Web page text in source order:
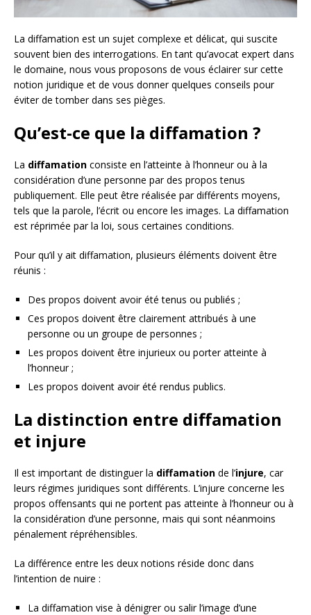
La diffamation est un sujet complexe et délicat, qui suscite
souvent bien des interrogations. En tant qu’avocat expert dans
le domaine, nous vous proposons de vous éclairer sur cette
notion juridique et de vous donner quelques conseils pour
éviter de tomber dans ses pièges.
Qu’est-ce que la diffamation ?
La diffamation consiste en l’atteinte à l’honneur ou à la
considération d’une personne par des propos tenus
publiquement. Elle peut être réalisée par différents moyens,
tels que la parole, l’écrit ou encore les images. La diffamation
est réprimée par la loi, sous certaines conditions.
Pour qu’il y ait diffamation, plusieurs éléments doivent être
réunis :
Des propos doivent avoir été tenus ou publiés ;
Ces propos doivent être clairement attribués à une
personne ou un groupe de personnes ;
Les propos doivent être injurieux ou porter atteinte à
l’honneur ;
Les propos doivent avoir été rendus publics.
La distinction entre diffamation
et injure
Il est important de distinguer la diffamation de l’injure, car
leurs régimes juridiques sont différents. L’injure concerne les
propos offensants qui ne portent pas atteinte à l’honneur ou à
la considération d’une personne, mais qui sont néanmoins
pénalement répréhensibles.
La différence entre les deux notions réside donc dans
l’intention de nuire :
La diffamation vise à dénigrer ou salir l’image d’une